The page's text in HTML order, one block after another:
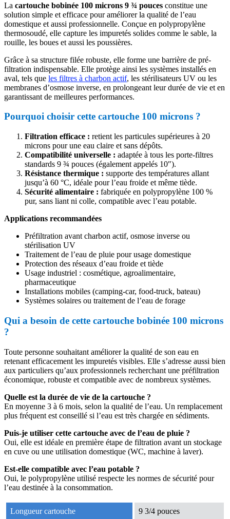
La cartouche bobinée 100 microns 9 ¾ pouces constitue une
solution simple et efficace pour améliorer la qualité de l’eau
domestique et aussi professionnelle. Conçue en polypropylène
thermosoudé, elle capture les impuretés solides comme le sable, la
rouille, les boues et aussi les poussières.
Grâce à sa structure filée robuste, elle forme une barrière de pré-
filtration indispensable. Elle protège ainsi les systèmes installés en
aval, tels que les filtres à charbon actif, les stérilisateurs UV ou les
membranes d’osmose inverse, en prolongeant leur durée de vie et en
garantissant de meilleures performances.
Pourquoi choisir cette cartouche 100 microns ?
Filtration efficace : retient les particules supérieures à 20
microns pour une eau claire et sans dépôts.
Compatibilité universelle : adaptée à tous les porte-filtres
standards 9 ¾ pouces (également appelés 10″).
Résistance thermique : supporte des températures allant
jusqu’à 60 °C, idéale pour l’eau froide et même tiède.
Sécurité alimentaire : fabriquée en polypropylène 100 %
pur, sans liant ni colle, compatible avec l’eau potable.
Applications recommandées
Préfiltration avant charbon actif, osmose inverse ou
stérilisation UV
Traitement de l’eau de pluie pour usage domestique
Protection des réseaux d’eau froide et tiède
Usage industriel : cosmétique, agroalimentaire,
pharmaceutique
Installations mobiles (camping-car, food-truck, bateau)
Systèmes solaires ou traitement de l’eau de forage
Qui a besoin de cette cartouche bobinée 100 microns
?
Toute personne souhaitant améliorer la qualité de son eau en
retenant efficacement les impuretés visibles. Elle s’adresse aussi bien
aux particuliers qu’aux professionnels recherchant une préfiltration
économique, robuste et compatible avec de nombreux systèmes.
Quelle est la durée de vie de la cartouche ?
En moyenne 3 à 6 mois, selon la qualité de l’eau. Un remplacement
plus fréquent est conseillé si l’eau est très chargée en sédiments.
Puis-je utiliser cette cartouche avec de l’eau de pluie ?
Oui, elle est idéale en première étape de filtration avant un stockage
en cuve ou une utilisation domestique (WC, machine à laver).
Est-elle compatible avec l’eau potable ?
Oui, le polypropylène utilisé respecte les normes de sécurité pour
l’eau destinée à la consommation.
Longueur cartouche 9 3/4 pouces